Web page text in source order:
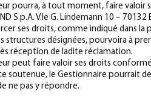
pourra, à tout moment, faire
IND S.p.A. V.le G. Lindemann 10 –
ses droits, comme indiqué dans
structures désignées, pourvoira à
réception de ladite réclamation.
peut faire valoir ses droits
soutenue, le Gestionnaire pourrait
ne pas y répondre.